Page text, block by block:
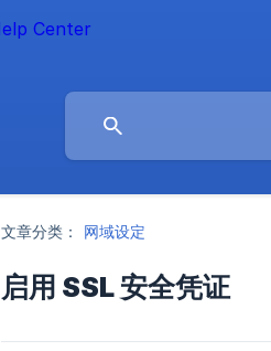
文章分类： 网域设定
启用 SSL 安全凭证